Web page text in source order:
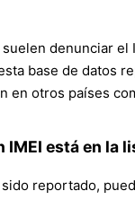
denunciar
base de datos
en otros países
IMEI está en la
sido reportado,